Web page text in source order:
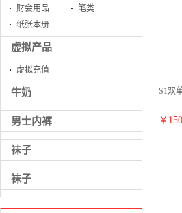
财会用品
笔类
纸张本册
虚拟产品
虚拟充值
牛奶
男士内裤
袜子
袜子
S1双
￥